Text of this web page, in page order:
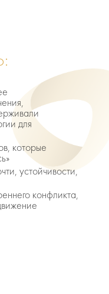
для
которые
устойчивости,
конфликта,